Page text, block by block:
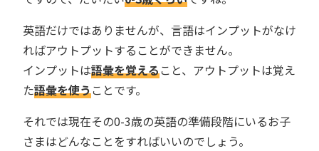
英語だけではありませんが、言語はインプットがなけ
ればアウトプットすることができません。
インプットは語彙を覚えること、アウトプットは覚え
た語彙を使うことです。
それでは現在その0-3歳の英語の準備段階にいるお子
さまはどんなことをすればいいのでしょう。